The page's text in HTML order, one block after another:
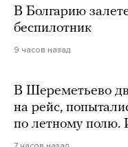
В Болгарию
беспилотник
9 часов назад
В Шереметьево
на рейс,
по летному полю.